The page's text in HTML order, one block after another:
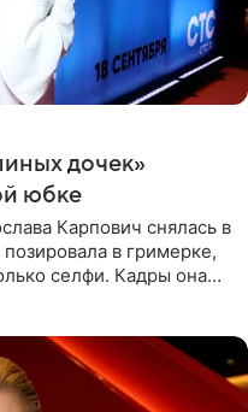
дочек»
юбке
Карпович снялась в
в гримерке,
селфи. Кадры она